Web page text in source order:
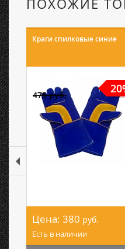
ПОХОЖИЕ
Краги спилковые синие
475 руб.
Цена: 380 руб.
Есть в наличии